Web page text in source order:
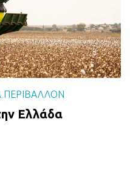
ΠΕΡΙΒΑΛΛΟΝ
Ελλάδα